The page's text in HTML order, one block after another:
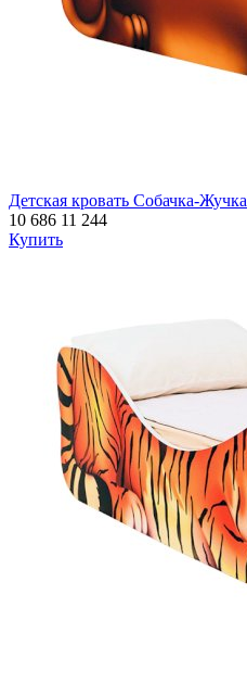
Детская кровать Собачка-Жучка
10 686 11 244
Купить